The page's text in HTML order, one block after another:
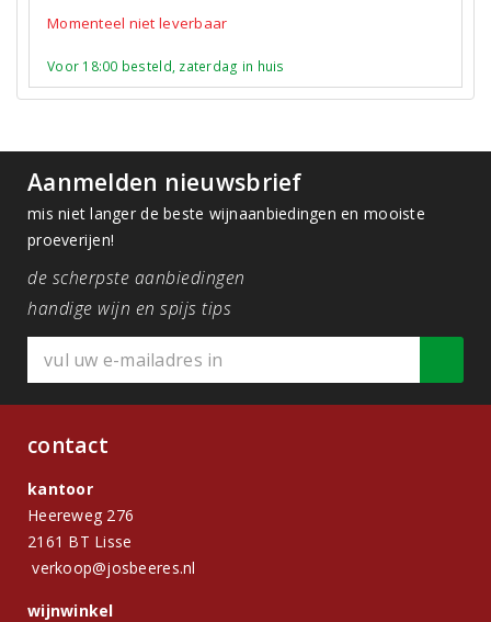
Momenteel niet leverbaar
Voor 18:00 besteld, zaterdag in huis
Aanmelden nieuwsbrief
mis niet langer de beste wijnaanbiedingen en mooiste
proeverijen!
de scherpste aanbiedingen
handige wijn en spijs tips
contact
kantoor
Heereweg 276
2161 BT Lisse
verkoop@josbeeres.nl
wijnwinkel